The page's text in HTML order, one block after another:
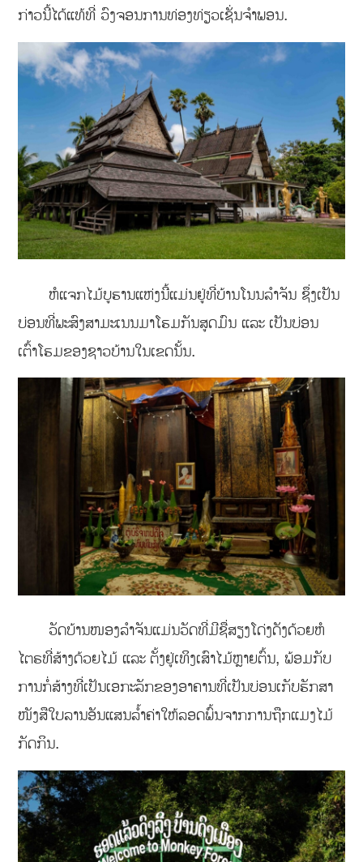
ກ່າວນີ້ໄດ້ແທ້ທີ່ ວົງຈອນການທ່ອງທ່ຽວເຊັ່ນຈຳພອນ.
ຫໍແຈກໄມ້ບູຮານແຫ່ງນີ້ແມ່ນຢູ່ທີ່ບ້ານໂນນລຳຈັນ ຊຶ່ງເປັນ
ບ່ອນທີ່ພະສົງສາມະເນນມາໂຮມກັນສູດມົນ ແລະ ເປັນບ່ອນ
ເຕົ້າໂຮມຂອງຊາວບ້ານໃນເຂດນັ້ນ.
ວັດບ້ານໜອງລຳຈັນແມ່ນວັດທີ່ມີຊື່ສຽງໂດ່ງດັງດ້ວຍຫໍ
ໄຕຣທີ່ສ້າງດ້ວຍໄມ້ ແລະ ຕັ້ງຢູ່ເທິງເສົາໄມ້ຫຼາຍຕົ້ນ, ພ້ອມກັບ
ການກໍ່ສ້າງທີ່ເປັນເອກະລັກຂອງອາຄານທີ່ເປັນບ່ອນເກັບຮັກສາ
ໜັງສືໃບລານອັນແສນລ້ຳຄ່າໃຫ້ລອດພົ້ນຈາກການຖືກແມງໄມ້
ກັດກິນ.